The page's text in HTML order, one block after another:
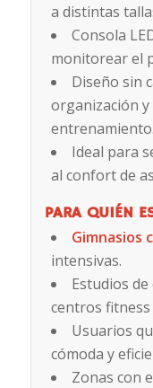
a distintas
Consola
monitorear el
Diseño sin
organización y
entrenamiento.
Ideal para
al confort de
PARA QUIÉN
Gimnasios
intensivas.
Estudios
centros
Usuarios
cómoda y
Zonas con